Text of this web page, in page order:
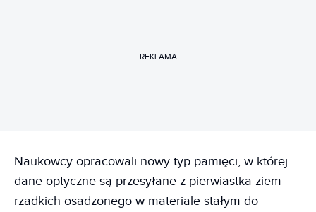
REKLAMA
Naukowcy opracowali nowy typ pamięci, w której
dane optyczne są przesyłane z pierwiastka ziem
rzadkich osadzonego w materiale stałym do